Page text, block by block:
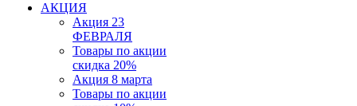
АКЦИЯ
Акция 23
ФЕВРАЛЯ
Товары по акции
скидка 20%
Акция 8 марта
Товары по акции